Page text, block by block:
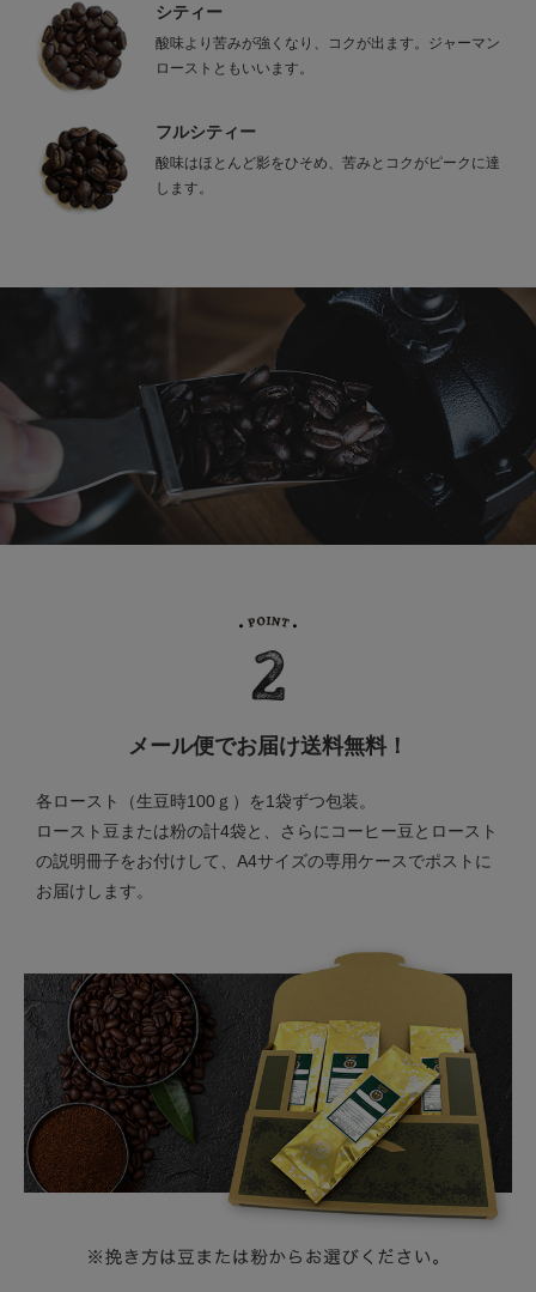
シティー
酸味より苦みが強くなり、コクが出ます。ジャーマン
ローストともいいます。
フルシティー
酸味はほとんど影をひそめ、苦みとコクがピークに達
します。
メール便でお届け送料無料！
各ロースト（生豆時100ｇ）を1袋ずつ包装。
ロースト豆または粉の計4袋と、さらにコーヒー豆とロースト
の説明冊子をお付けして、A4サイズの専用ケースでポストに
お届けします。